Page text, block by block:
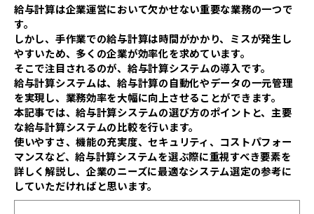
給与計算は企業運営において欠かせない重要な業務の一つで
す。
しかし、手作業での給与計算は時間がかかり、ミスが発生し
やすいため、多くの企業が効率化を求めています。
そこで注目されるのが、給与計算システムの導入です。
給与計算システムは、給与計算の自動化やデータの一元管理
を実現し、業務効率を大幅に向上させることができます。
本記事では、給与計算システムの選び方のポイントと、主要
な給与計算システムの比較を行います。
使いやすさ、機能の充実度、セキュリティ、コストパフォー
マンスなど、給与計算システムを選ぶ際に重視すべき要素を
詳しく解説し、企業のニーズに最適なシステム選定の参考に
していただければと思います。